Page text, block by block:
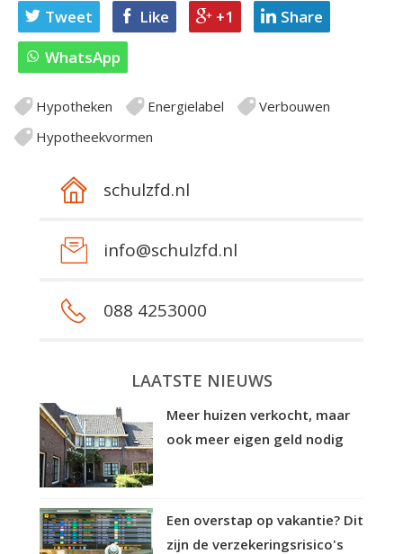
Tweet Like +1
Share
WhatsApp
Hypotheken Energielabel
Verbouwen
Hypotheekvormen
schulzfd.nl
info@schulzfd.nl
088 4253000
LAATSTE NIEUWS
Meer huizen verkocht, maar
ook meer eigen geld nodig
Een overstap op vakantie? Dit
zijn de verzekeringsrisico's